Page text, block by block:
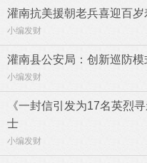
灌南抗美援朝老兵喜迎百岁
小编发财
灌南县公安局：创新巡防模
小编发财
《一封信引发为17名英烈
士
小编发财